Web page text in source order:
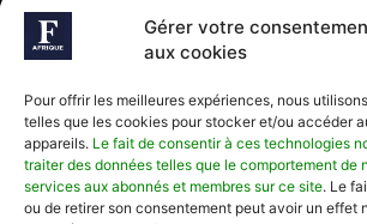
Gérer votre
aux cookies
Pour offrir les meilleures expériences, nous
telles que les cookies pour stocker et/ou accéder
appareils. Le fait de consentir à ces technologies
traiter des données telles que le comportement de
services aux abonnés et membres sur ce site. Le
ou de retirer son consentement peut avoir un effet
JOINDRE L'ÉQUIPE
Rédaction
Développement commercial
Communiquer avec Forbes Afrique
Média Kit 2026